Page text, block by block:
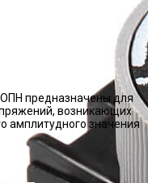
предназначены для
возникающих
амплитудного значения